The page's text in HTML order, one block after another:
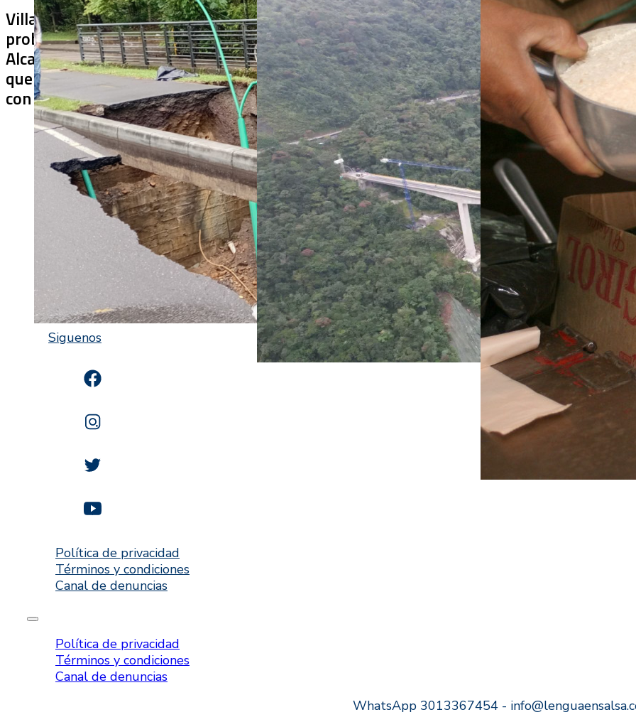
Villa Julia no puede tapar el
problema: ¿qué hará la
Alcaldía con los puentes
que ya colapsaron y siguen
con soluciones temporales?
¿De qué sirve un puente
terminado si no se puede
usar? Chirajara sigue
cerrado más de dos años
después de su entrega
¿Pagaron menos de lo
permitido por el arroz
Meta? La SIC puso bajo la
lupa a siete compradores
Siguenos
Política de privacidad
Términos y condiciones
Canal de denuncias
Política de privacidad
Términos y condiciones
Canal de denuncias
WhatsApp 3013367454 -